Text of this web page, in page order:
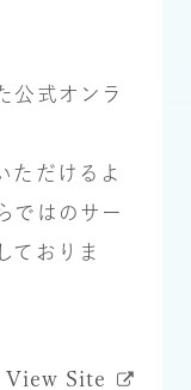
公式オンラ
ただけるよ
ではのサー
ておりま
View Site